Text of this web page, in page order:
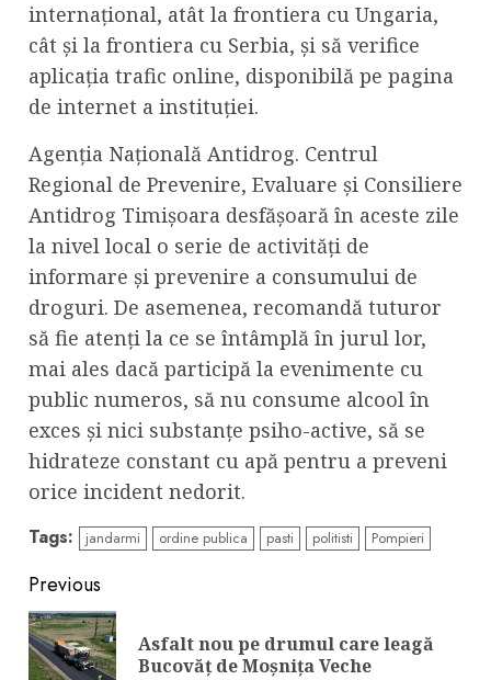
internațional, atât la frontiera cu Ungaria,
cât și la frontiera cu Serbia, și să verifice
aplicația trafic online, disponibilă pe pagina
de internet a instituției.
Agenția Națională Antidrog. Centrul
Regional de Prevenire, Evaluare și Consiliere
Antidrog Timișoara desfășoară în aceste zile
la nivel local o serie de activități de
informare și prevenire a consumului de
droguri. De asemenea, recomandă tuturor
să fie atenți la ce se întâmplă în jurul lor,
mai ales dacă participă la evenimente cu
public numeros, să nu consume alcool în
exces și nici substanțe psiho-active, să se
hidrateze constant cu apă pentru a preveni
orice incident nedorit.
Tags: jandarmi ordine publica pasti politisti Pompieri
Continue
Reading
Previous
Asfalt nou pe drumul care leagă
Bucovăț de Moșnița Veche